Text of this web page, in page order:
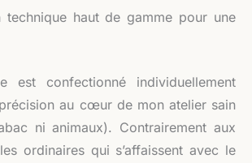
technique haut de gamme pour une
est confectionné individuellement
au cœur de mon atelier sain
ni animaux). Contrairement aux
ordinaires qui s’affaissent avec le